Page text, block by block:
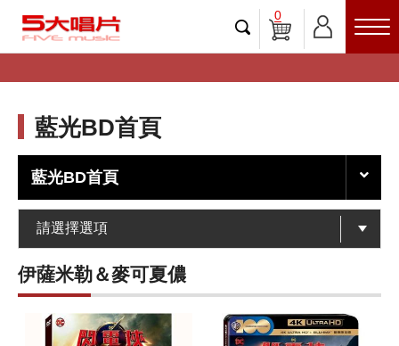
0
藍光BD首頁
藍光BD首頁
伊薩米勒＆麥可夏儂